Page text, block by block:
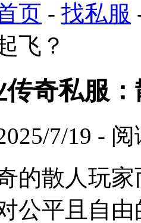
页 - 找私服
飞？
奇私服
7/19 -
的散人玩
公平且自